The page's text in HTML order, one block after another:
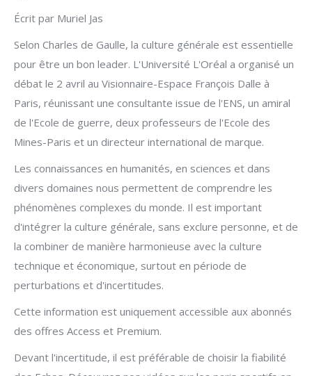
Écrit par Muriel Jas
Selon Charles de Gaulle, la culture générale est essentielle
pour être un bon leader. L'Université L'Oréal a organisé un
débat le 2 avril au Visionnaire-Espace François Dalle à
Paris, réunissant une consultante issue de l'ENS, un amiral
de l'Ecole de guerre, deux professeurs de l'Ecole des
Mines-Paris et un directeur international de marque.
Les connaissances en humanités, en sciences et dans
divers domaines nous permettent de comprendre les
phénomènes complexes du monde. Il est important
d'intégrer la culture générale, sans exclure personne, et de
la combiner de manière harmonieuse avec la culture
technique et économique, surtout en période de
perturbations et d'incertitudes.
Cette information est uniquement accessible aux abonnés
des offres Access et Premium.
Devant l'incertitude, il est préférable de choisir la fiabilité